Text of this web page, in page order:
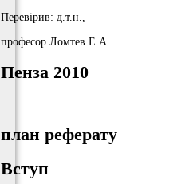
Перевірив: д.т.н.,
професор Ломтев Е.А.
Пенза 2010
план реферату
Вступ